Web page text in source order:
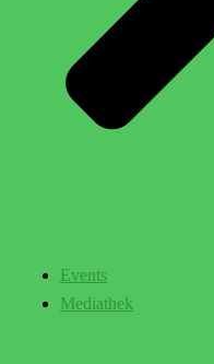
Events
Mediathek